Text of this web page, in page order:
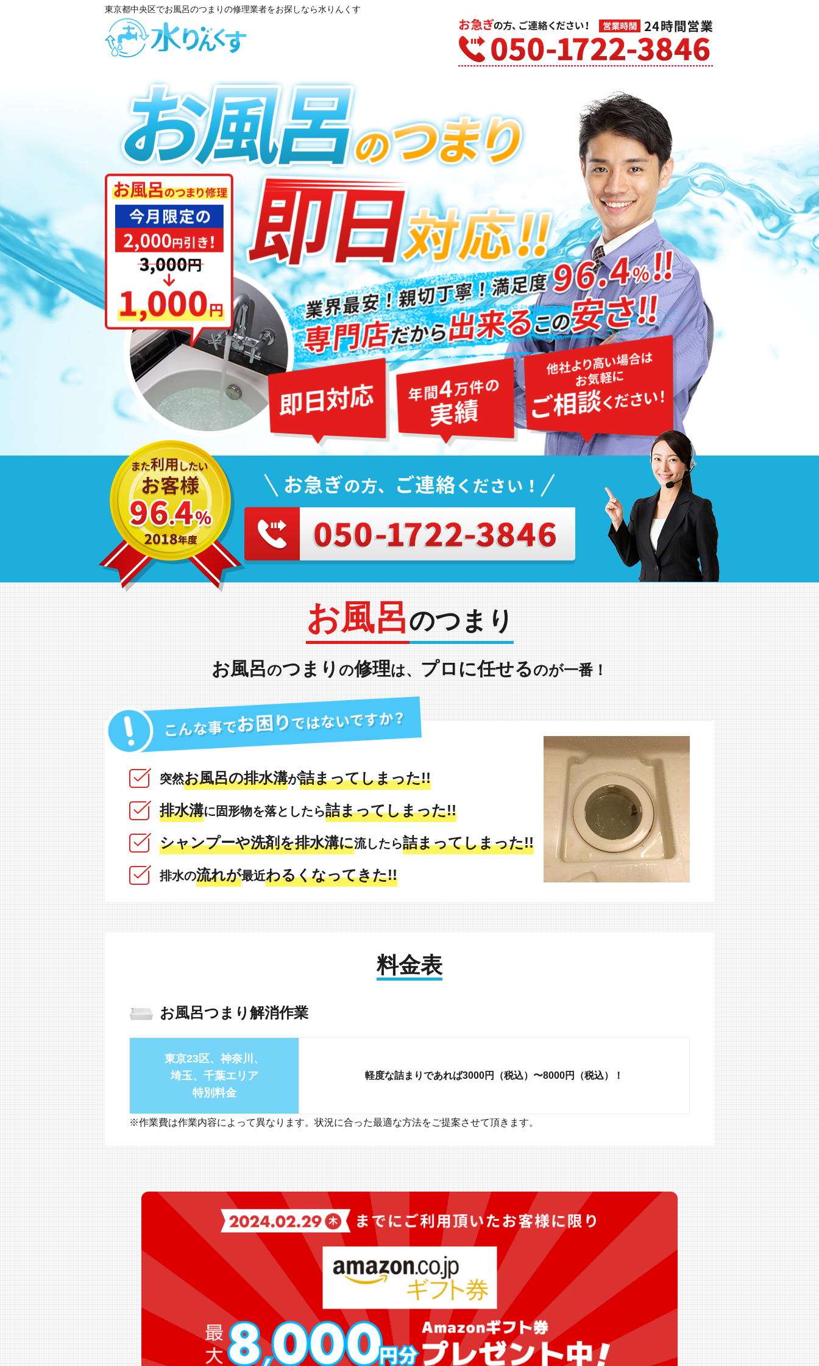
東京都中央区でお風呂のつまりの修理業者をお探しなら水りんくす
お風呂のつまり
お風呂のつまり の修理は、 プロに任せるのが一番！
突然お風呂の排水溝が詰まってしまった!!
排水溝に固形物を落としたら詰まってしまった!!
シャンプーや洗剤を排水溝に流したら詰まってしまった!!
排水の流れが最近わるくなってきた!!
料金表
お風呂つまり解消作業
東京23区、神奈川、
埼玉、千葉エリア
特別料金
軽度な詰まりであれば3000円（税込）〜8000円（税込）！
※作業費は作業内容によって異なります。状況に合った最適な方法をご提案させて頂きます。